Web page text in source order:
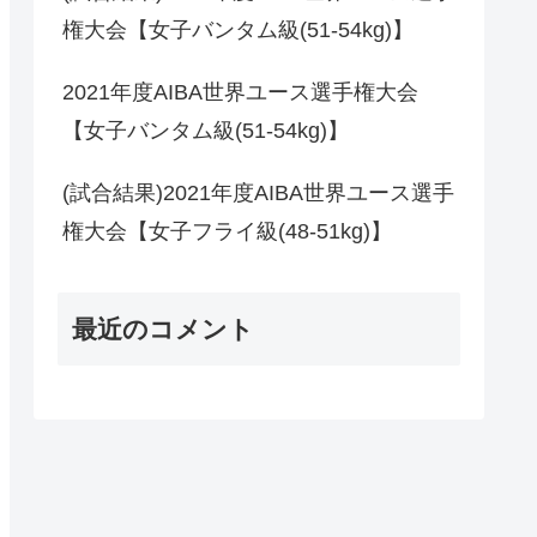
権大会【女子バンタム級(51-54kg)】
2021年度AIBA世界ユース選手権大会
【女子バンタム級(51-54kg)】
(試合結果)2021年度AIBA世界ユース選手
権大会【女子フライ級(48-51kg)】
最近のコメント